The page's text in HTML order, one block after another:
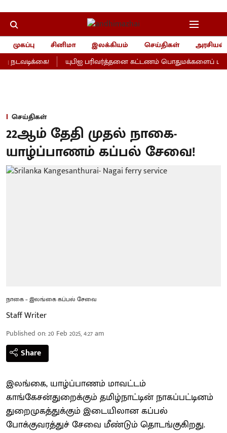
முகப்பு சினிமா இலக்கியம் செய்திகள்
அரசியல்
யுபிஐ பரிவர்த்தனை கட்டணம் பொதுமக்களைப்
செய்திகள்
22ஆம் தேதி முதல் நாகை-
யாழ்ப்பாணம் கப்பல் சேவை!
நாகை – இலங்கை கப்பல் சேவை
Staff Writer
Published on:20 Feb 2025, 4:27 am
Share
இலங்கை, யாழ்ப்பாணம் மாவட்டம்
காங்கேசன்துறைக்கும் தமிழ்நாட்டின் நாகப்பட்டினம்
துறைமுகத்துக்கும் இடையிலான கப்பல்
போக்குவரத்துச் சேவை மீண்டும் தொடங்குகிறது.